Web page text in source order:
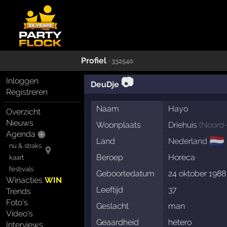
Profiel · 332540
Inloggen
Registreren
Overzicht
Nieuws
Agenda
nu & straks
kaart
festivals
WinactiesWIN
Trends
Foto's
Video's
Interviews
DeuDje 📷
Naam
Hayo
Woonplaats
Driehuis (
Land
Nederland 🇳🇱
Beroep
Horeca
Geboortedatum
24 oktober 1988
Leeftijd
37
Geslacht
man
Geaardheid
hetero